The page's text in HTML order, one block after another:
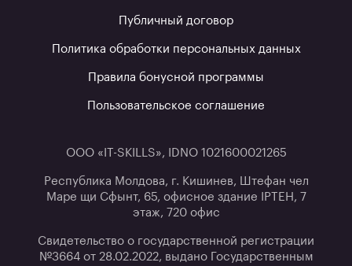
Публичный договор
Политика обработки персональных данных
Правила бонусной программы
Пользовательское соглашение
ООО «IT-SKILLS», IDNO 1021600021265
Республика Молдова, г. Кишинев, Штефан чел
Маре щи Сфынт, 65, офисное здание IPTEH, 7
этаж, 720 офис
Свидетельство о государственной регистрации
№3664 от 28.02.2022, выдано Государственным